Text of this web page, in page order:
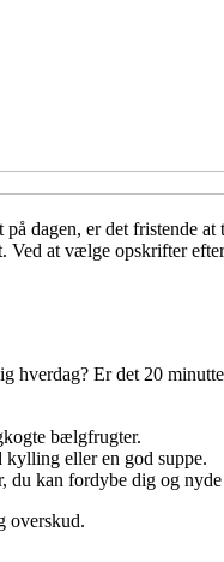
dagen, er det fristende
at vælge opskrifter
Er det 20
bælgfrugter.
kylling eller en god suppe.
du kan fordybe dig og nyde
overskud.